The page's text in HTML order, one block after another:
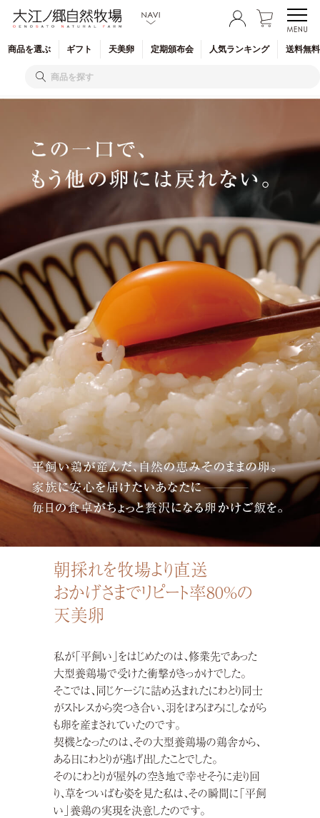
商品を選ぶ ギフト 天美卵 定期頒布会 人気ランキング 送料無
朝採れを牧場より直送
おかげさまでリピート率80%の
天美卵
私が「平飼い」をはじめたのは、修業先であった
大型養鶏場で受けた衝撃がきっかけでした。
そこでは、同じケージに詰め込まれたにわとり同士
がストレスから突つき合い、羽をぼろぼろにしながら
も卵を産まされていたのです。
契機となったのは、その大型養鶏場の鶏舎から、
ある日にわとりが逃げ出したことでした。
そのにわとりが屋外の空き地で幸せそうに走り回
り、草をついばむ姿を見た私は、その瞬間に「平飼
い」養鶏の実現を決意したのです。